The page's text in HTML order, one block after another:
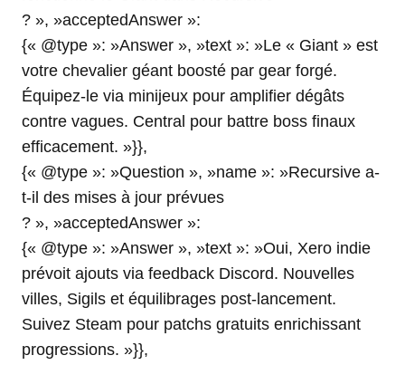
? », »acceptedAnswer »:
{« @type »: »Answer », »text »: »Le « Giant » est
votre chevalier géant boosté par gear forgé.
Équipez-le via minijeux pour amplifier dégâts
contre vagues. Central pour battre boss finaux
efficacement. »}},
{« @type »: »Question », »name »: »Recursive a-
t-il des mises à jour prévues
? », »acceptedAnswer »:
{« @type »: »Answer », »text »: »Oui, Xero indie
prévoit ajouts via feedback Discord. Nouvelles
villes, Sigils et équilibrages post-lancement.
Suivez Steam pour patchs gratuits enrichissant
progressions. »}},